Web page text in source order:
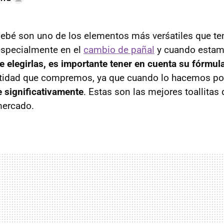
son uno de los elementos más verśatiles que
en el cambio de pañal y cuando
elegirlas, es importante tener en cuenta su
que compremos, ya que cuando lo hacemos
significativamente. Estas son las mejores toallitas